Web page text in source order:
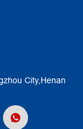
City,Henan